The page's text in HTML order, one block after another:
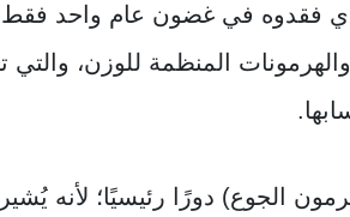
فقدوه في غضون عام واحد فقط.
المنظمة للوزن،
الجوع) دورًا رئيسيًا؛ لأنه